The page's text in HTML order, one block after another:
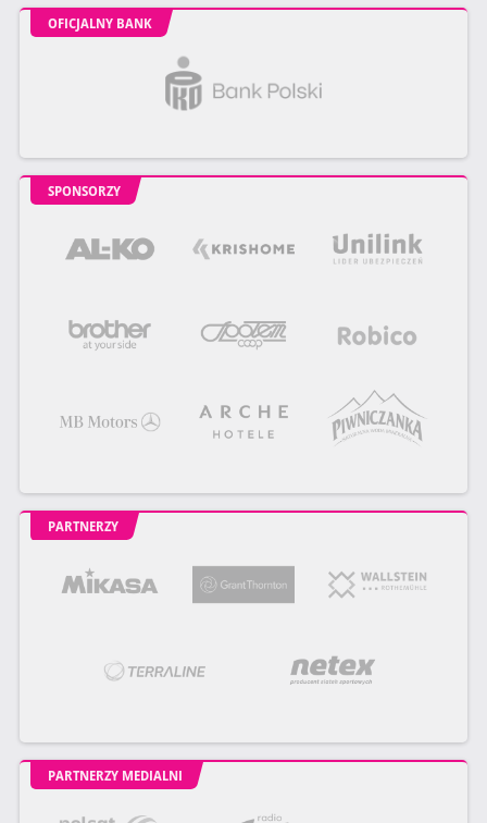
OFICJALNY BANK
SPONSORZY
PARTNERZY
PARTNERZY MEDIALNI